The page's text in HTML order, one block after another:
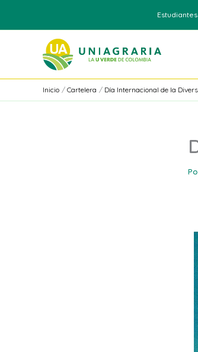
contenido
Estudiantes
Inicio Cartelera Día Internacional de la